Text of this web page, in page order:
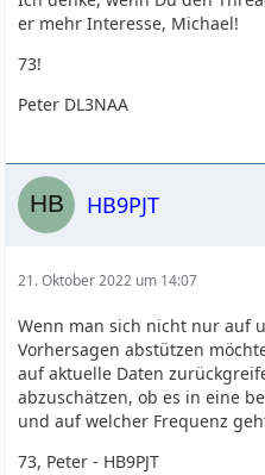
er mehr Interesse, Michael!
73!
Peter DL3NAA
HB9PJT
21. Oktober 2022 um 14:07
Wenn man sich nicht nur auf
Vorhersagen abstützen
auf aktuelle Daten
abzuschätzen, ob es in eine
und auf welcher Frequenz
73, Peter - HB9PJT